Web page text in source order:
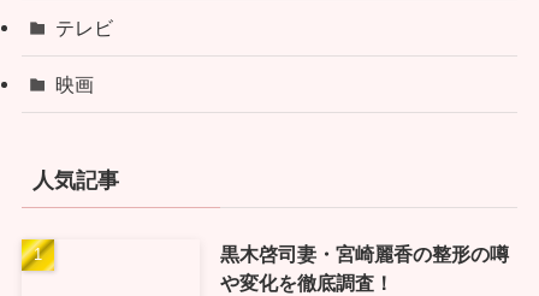
テレビ
映画
人気記事
黒木啓司妻・宮崎麗香の整形の噂
や変化を徹底調査！